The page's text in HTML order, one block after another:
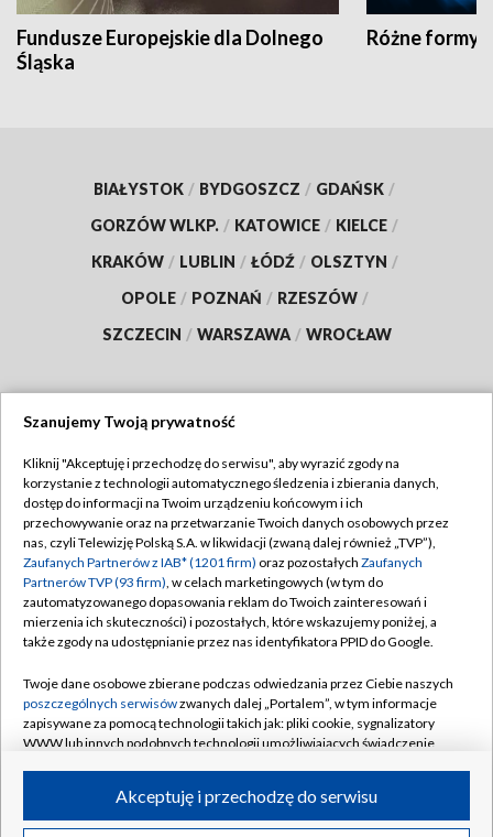
Fundusze Europejskie dla Dolnego
Śląska
Różne formy
BIAŁYSTOK / BYDGOSZCZ / GDAŃSK /
GORZÓW WLKP. / KATOWICE / KIELCE /
KRAKÓW / LUBLIN / ŁÓDŹ / OLSZTYN /
OPOLE / POZNAŃ / RZESZÓW /
SZCZECIN / WARSZAWA / WROCŁAW
TVP
Abonament TVP
Emisja w TVP
Centrum informacji TVP
Naziemna Telewizja Cyfrowa
Rada Programowa
System NOS
Informacje o nadawcy
Program dla prasy
Regulamin TVP
Polityka prywatności
Moje zgody
Pomoc
Kontakt
Kanały
©2026 Telewizja Polska S.A. w likwidacji
Szanujemy Twoją prywatność
Kliknij "Akceptuję i przechodzę do serwisu", aby wyrazić zgody na
korzystanie z technologii automatycznego śledzenia i zbierania danych,
dostęp do informacji na Twoim urządzeniu końcowym i ich
przechowywanie oraz na przetwarzanie Twoich danych osobowych przez
nas, czyli Telewizję Polską S.A. w likwidacji (zwaną dalej również „TVP”),
Zaufanych Partnerów z IAB* (1201 firm) oraz pozostałych Zaufanych
Partnerów TVP (93 firm), w celach marketingowych (w tym do
zautomatyzowanego dopasowania reklam do Twoich zainteresowań i
mierzenia ich skuteczności) i pozostałych, które wskazujemy poniżej, a
także zgody na udostępnianie przez nas identyfikatora PPID do Google.
Twoje dane osobowe zbierane podczas odwiedzania przez Ciebie naszych
poszczególnych serwisówzwanych dalej „Portalem”, w tym informacje
zapisywane za pomocą technologii takich jak: pliki cookie, sygnalizatory
WWW lub innych podobnych technologii umożliwiających świadczenie
ruchu w Internecie.Akceptuję i przechodzę do serwisu